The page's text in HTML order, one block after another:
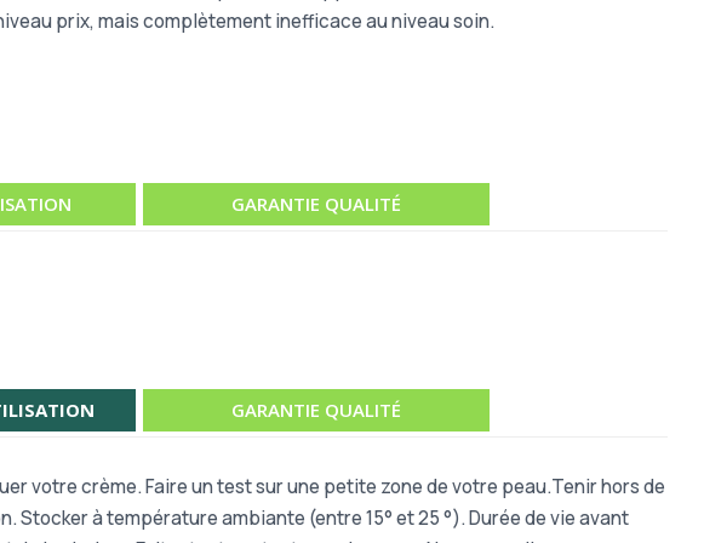
prix, mais complètement inefficace au niveau soin.
GARANTIE QUALITÉ
GARANTIE QUALITÉ
votre crème. Faire un test sur une petite zone de votre peau.Tenir hors de
à température ambiante (entre 15° et 25 °). Durée de vie avant